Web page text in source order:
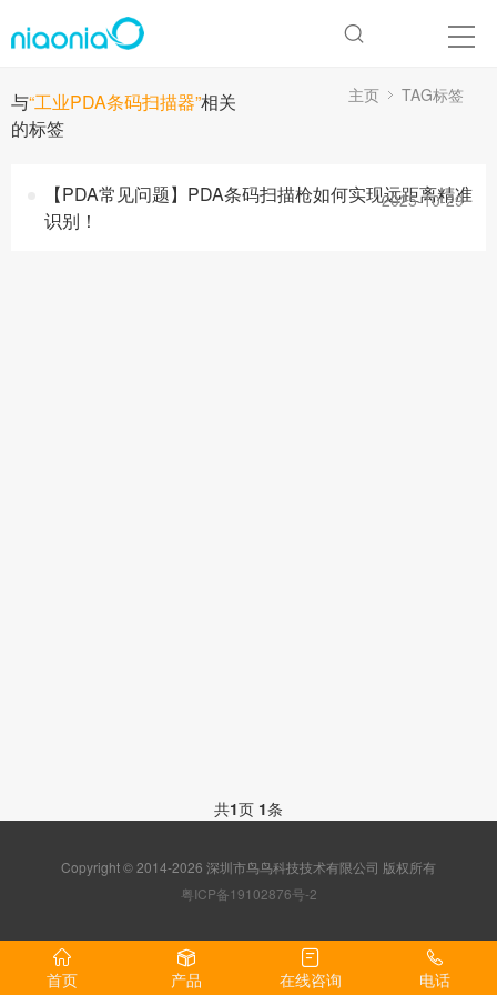
与“工业PDA条码扫描器”相关
的标签
主页 TAG标签
【PDA常见问题】PDA条码扫描枪如何实现远距离精准
识别！
2025-10-29
共1页 1条
Copyright © 2014-2026 深圳市鸟鸟科技技术有限公司 版权所有
粤ICP备19102876号-2
首页 产品 在线咨询 电话